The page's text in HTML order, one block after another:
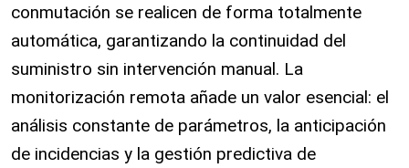
conmutación se realicen de forma totalmente
automática, garantizando la continuidad del
suministro sin intervención manual. La
monitorización remota añade un valor esencial: el
análisis constante de parámetros, la anticipación
de incidencias y la gestión predictiva de